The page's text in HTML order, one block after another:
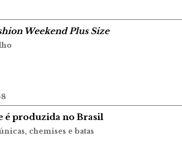
Weekend Plus Size
é produzida no Brasil
chemises e batas